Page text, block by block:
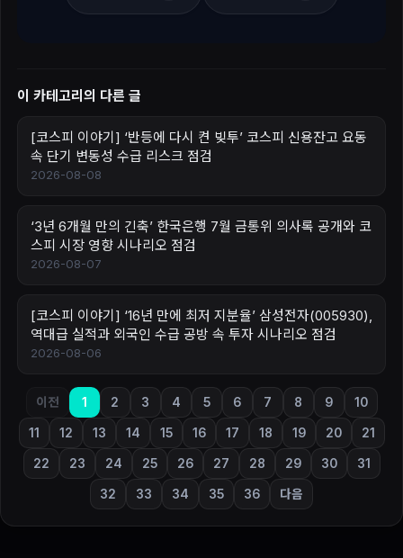
이 카테고리의 다른 글
[코스피 이야기] ‘반등에 다시 켠 빚투’ 코스피 신용잔고 요동
속 단기 변동성 수급 리스크 점검
2026-08-08
‘3년 6개월 만의 긴축’ 한국은행 7월 금통위 의사록 공개와 코
스피 시장 영향 시나리오 점검
2026-08-07
[코스피 이야기] ‘16년 만에 최저 지분율’ 삼성전자(005930),
역대급 실적과 외국인 수급 공방 속 투자 시나리오 점검
2026-08-06
이전 1 2 3 4 5 6 7 8 9 10
11 12 13 14 15 16 17 18 19 20 21
22 23 24 25 26 27 28 29 30 31
32 33 34 35 36 다음